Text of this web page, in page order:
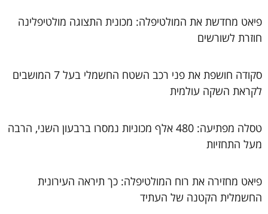
פיאט מחדשת את המולטיפלה: מכונית התצוגה מולטיפלינה
חוזרת לשורשים
סקודה חושפת את פני רכב השטח החשמלי בעל 7 המושבים
לקראת השקה עולמית
טסלה מפתיעה: 480 אלף מכוניות נמסרו ברבעון השני, הרבה
מעל התחזיות
פיאט מחזירה את רוח המולטיפלה: כך תיראה העירונית
החשמלית הקטנה של העתיד